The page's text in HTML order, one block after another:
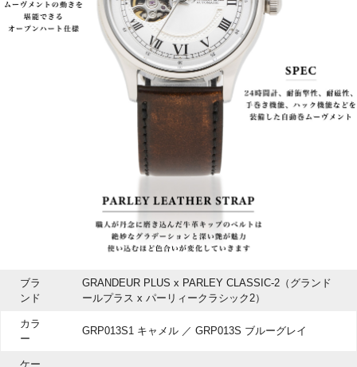
ブラ
ンド
GRANDEUR PLUS x PARLEY CLASSIC-2（グランド
ールプラス x パーリィークラシック2）
カラ
ー
GRP013S1 キャメル ／ GRP013S ブルーグレイ
ケー